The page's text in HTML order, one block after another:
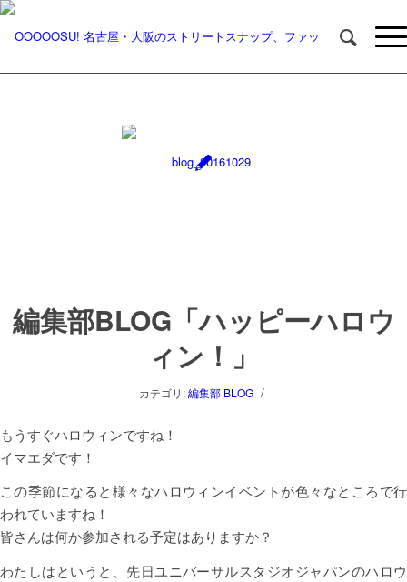
編集部BLOG「ハッピーハロウ
ィン！」
カテゴリ:編集部 BLOG /
もうすぐハロウィンですね！
イマエダです！
この季節になると様々なハロウィンイベントが色々なところで行
われていますね！
皆さんは何か参加される予定はありますか？
わたしはというと、先日ユニバーサルスタジオジャパンのハロウ